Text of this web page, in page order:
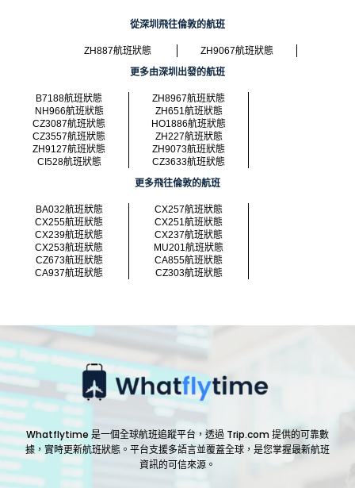
從深圳飛往倫敦的航班
ZH887航班狀態
ZH9067航班狀態
更多由深圳出發的航班
B7188航班狀態
ZH8967航班狀態
NH966航班狀態
ZH651航班狀態
CZ3087航班狀態
HO1886航班狀態
CZ3557航班狀態
ZH227航班狀態
ZH9127航班狀態
ZH9073航班狀態
CI528航班狀態
CZ3633航班狀態
更多飛往倫敦的航班
BA032航班狀態
CX257航班狀態
CX255航班狀態
CX251航班狀態
CX239航班狀態
CX237航班狀態
CX253航班狀態
MU201航班狀態
CZ673航班狀態
CA855航班狀態
CA937航班狀態
CZ303航班狀態
Whatflytime 是一個全球航班追蹤平台，透過 Trip.com 提供的可靠數
據，實時更新航班狀態。平台支援多語言並覆蓋全球，是您掌握最新航班
資訊的可信來源。